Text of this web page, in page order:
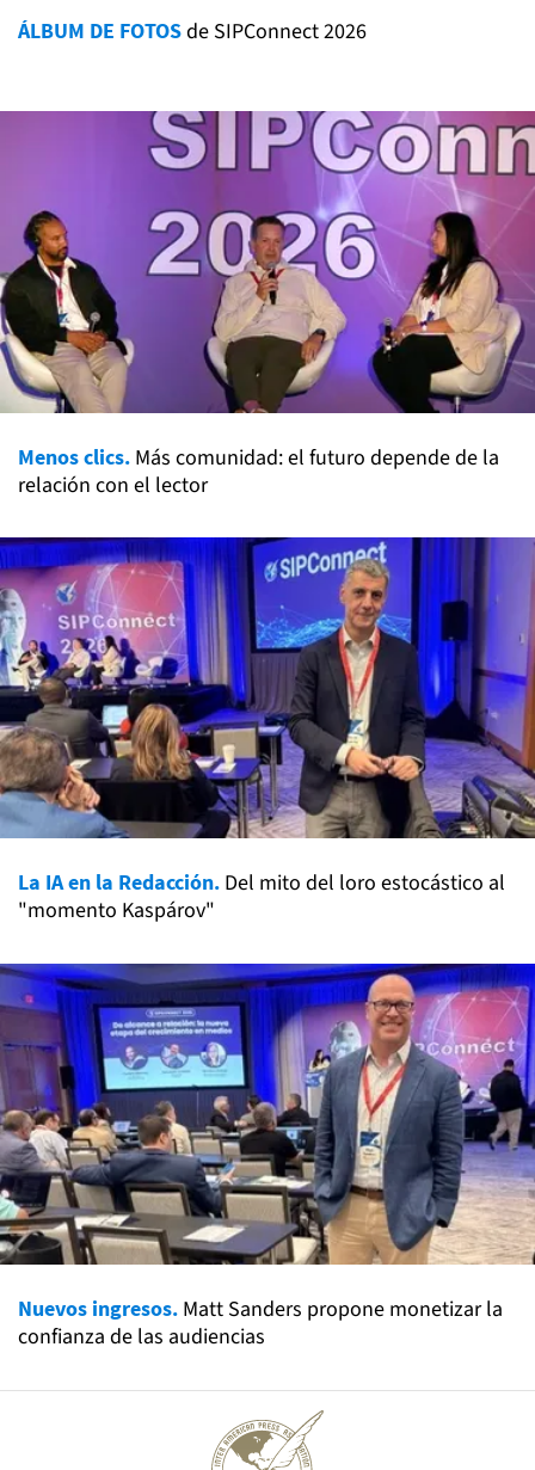
ÁLBUM DE FOTOSde SIPConnect 2026
Menos clics. Más comunidad: el futuro depende de la
relación con el lector
La IA en la Redacción. Del mito del loro estocástico al
"momento Kaspárov"
Nuevos ingresos. Matt Sanders propone monetizar la
confianza de las audiencias